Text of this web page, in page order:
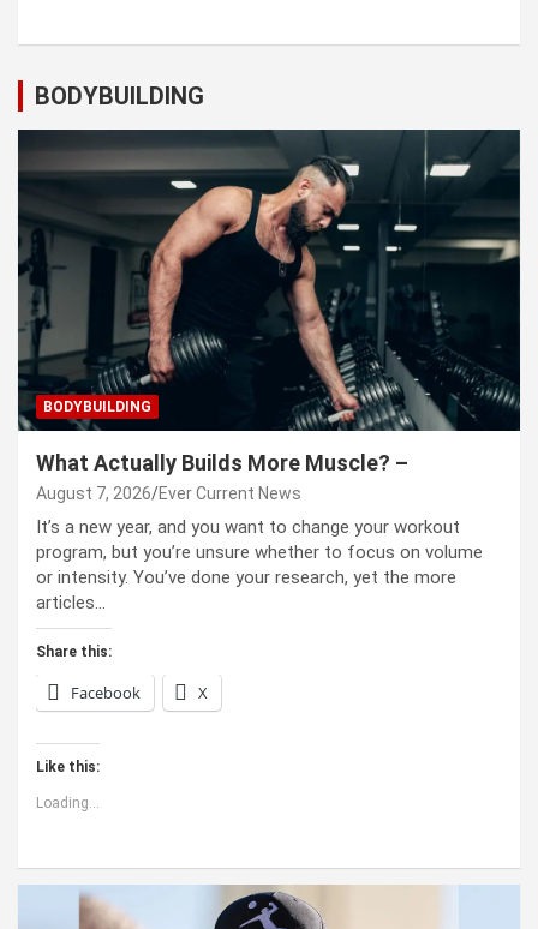
BODYBUILDING
BODYBUILDING
What Actually Builds More Muscle? –
August 7, 2026 Ever Current News
It’s a new year, and you want to change your workout
program, but you’re unsure whether to focus on volume
or intensity. You’ve done your research, yet the more
articles…
Share this:
Facebook X
Like this:
Loading...